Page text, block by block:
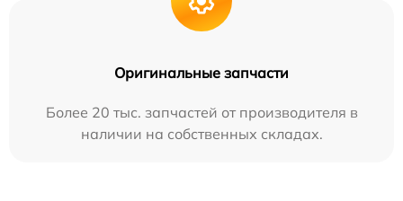
Оригинальные запчасти
Более 20 тыс. запчастей от производителя в
наличии на собственных складах.